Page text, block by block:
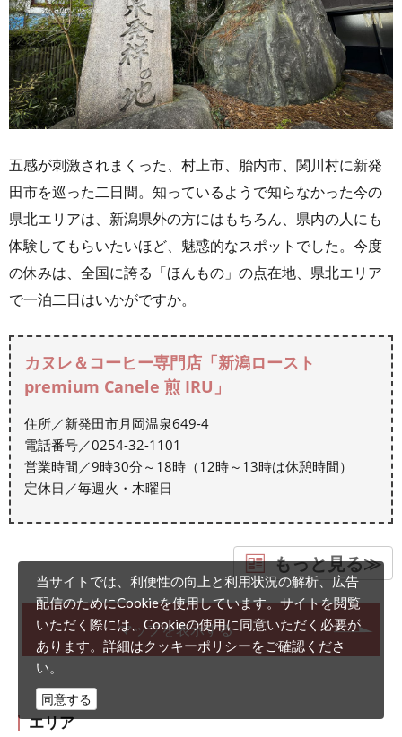
五感が刺激されまくった、村上市、胎内市、関川村に新発
田市を巡った二日間。知っているようで知らなかった今の
県北エリアは、新潟県外の方にはもちろん、県内の人にも
体験してもらいたいほど、魅惑的なスポットでした。今度
の休みは、全国に誇る「ほんもの」の点在地、県北エリア
で一泊二日はいかがですか。
カヌレ＆コーヒー専門店「新潟ロースト
premium Canele 煎 IRU」
住所／新発田市月岡温泉649-4
電話番号／0254-32-1101
営業時間／9時30分～18時（12時～13時は休憩時間）
定休日／毎週火・木曜日
もっと見る≫
マップを表示する
エリア
当サイトでは、利便性の向上と利用状況の解析、広告
配信のためにCookieを使用しています。サイトを閲覧
いただく際には、Cookieの使用に同意いただく必要が
あります。詳細はクッキーポリシーをご確認くださ
い。
同意する